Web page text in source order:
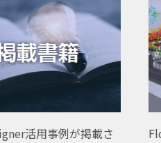
活用事例が掲載さ